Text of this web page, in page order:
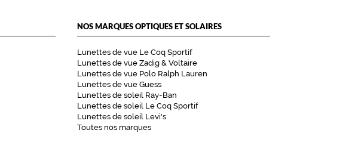
NOS MARQUES OPTIQUES ET SOLAIRES
Lunettes de vue Le Coq Sportif
Lunettes de vue Zadig & Voltaire
Lunettes de vue Polo Ralph Lauren
Lunettes de vue Guess
Lunettes de soleil Ray-Ban
Lunettes de soleil Le Coq Sportif
Lunettes de soleil Levi's
Toutes nos marques